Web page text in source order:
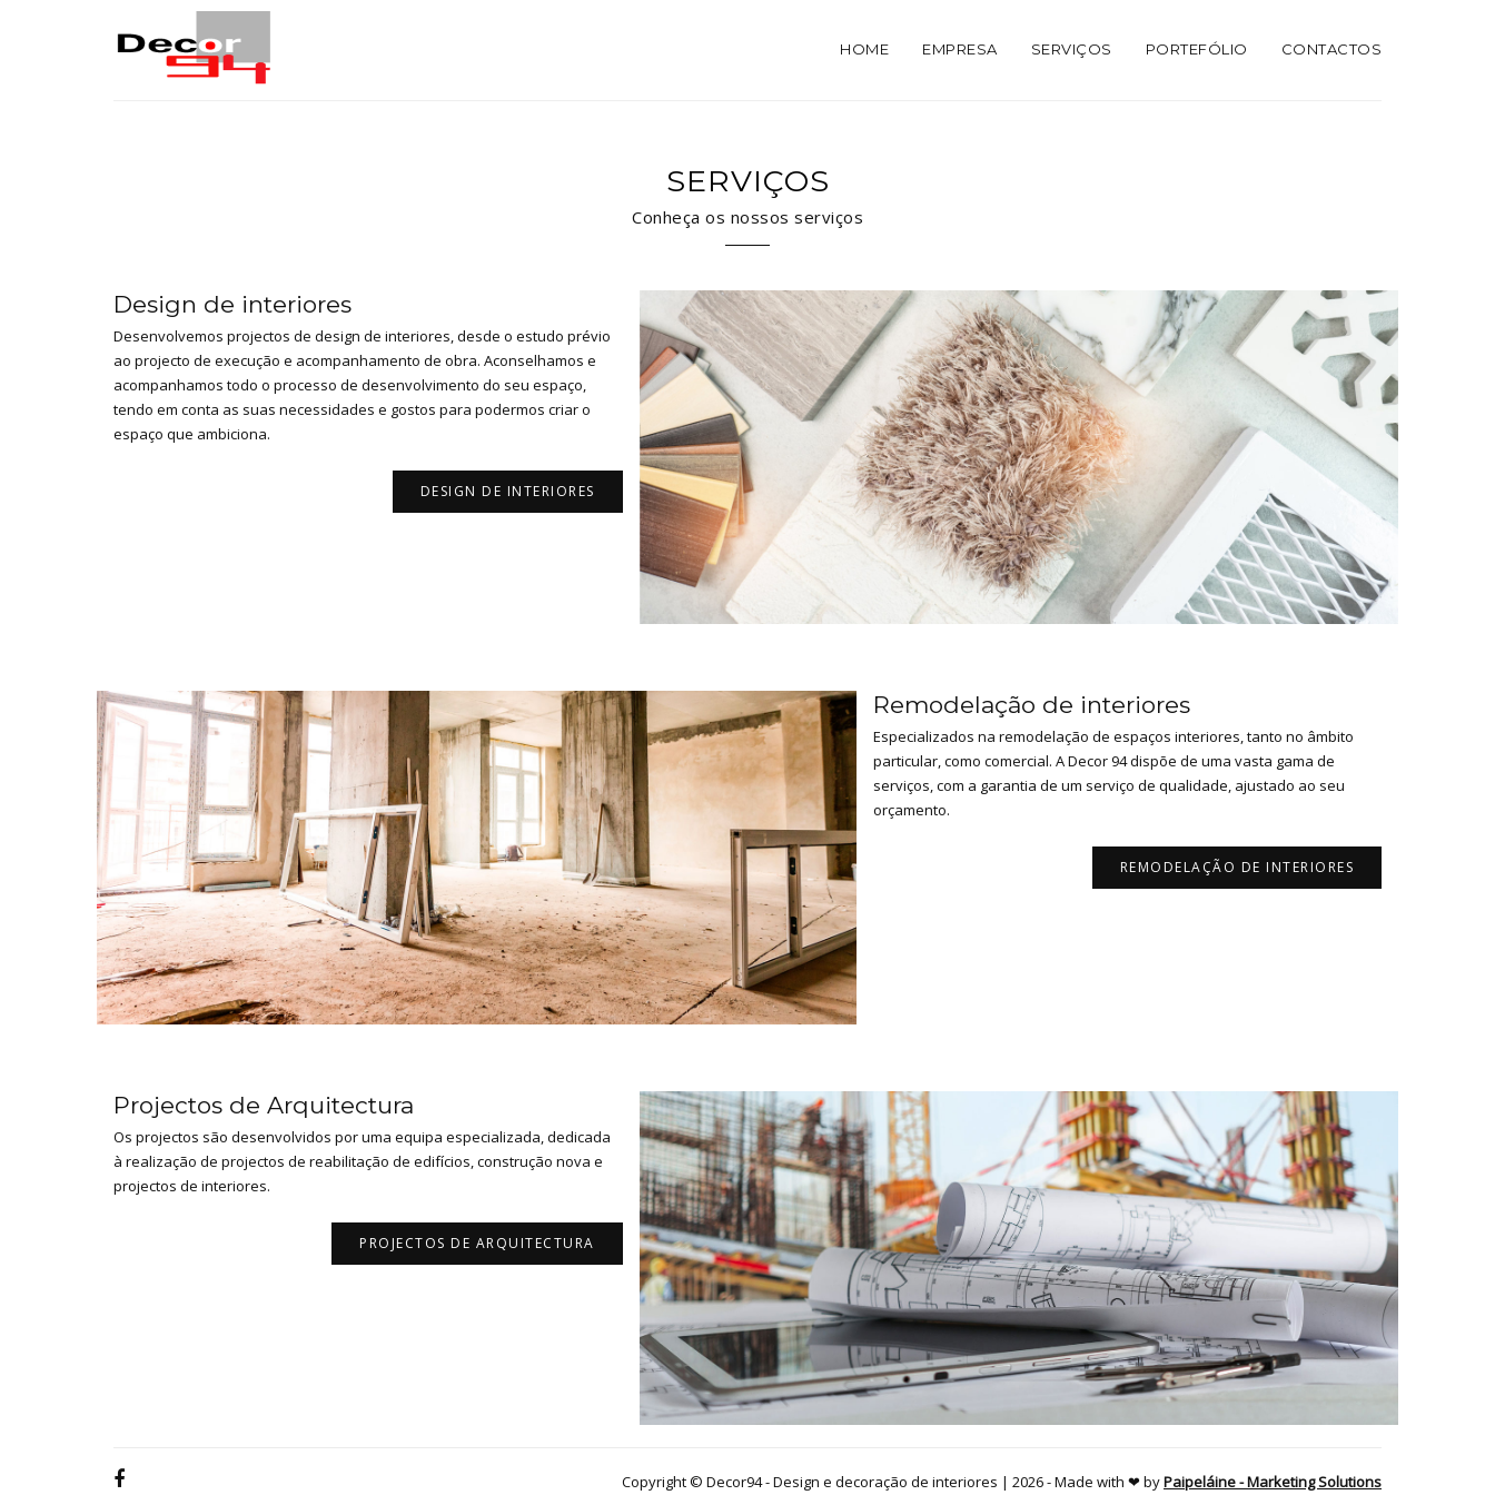
HOME EMPRESA SERVIÇOS PORTEFÓLIO CONTACTOS
SERVIÇOS
Conheça os nossos serviços
Design de interiores
Desenvolvemos projectos de design de interiores, desde o estudo prévio
ao projecto de execução e acompanhamento de obra. Aconselhamos e
acompanhamos todo o processo de desenvolvimento do seu espaço,
tendo em conta as suas necessidades e gostos para podermos criar o
espaço que ambiciona.
DESIGN DE INTERIORES
Remodelação de interiores
Especializados na remodelação de espaços interiores, tanto no âmbito
particular, como comercial. A Decor 94 dispõe de uma vasta gama de
serviços, com a garantia de um serviço de qualidade, ajustado ao seu
orçamento.
REMODELAÇÃO DE INTERIORES
Projectos de Arquitectura
Os projectos são desenvolvidos por uma equipa especializada, dedicada
à realização de projectos de reabilitação de edifícios, construção nova e
projectos de interiores.
PROJECTOS DE ARQUITECTURA
Copyright © Decor94 - Design e decoração de interiores | 2026 -Made with ❤ byPaipeláine - Marketing Solutions